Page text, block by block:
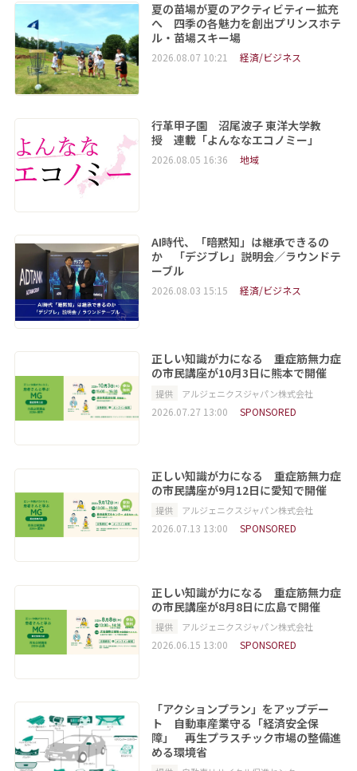
夏の苗場が夏のアクティビティー拡充
へ 四季の各魅力を創出プリンスホテ
ル・苗場スキー場
2026.08.07 10:21 経済/ビジネス
行革甲子園 沼尾波子 東洋大学教
授 連載「よんななエコノミー」
2026.08.05 16:36 地域
AI時代、「暗黙知」は継承できるの
か 「デジブレ」説明会／ラウンドテ
ーブル
2026.08.03 15:15 経済/ビジネス
正しい知識が力になる 重症筋無力症
の市民講座が10月3日に熊本で開催
提供 アルジェニクスジャパン株式会社
2026.07.27 13:00 SPONSORED
正しい知識が力になる 重症筋無力症
の市民講座が9月12日に愛知で開催
提供 アルジェニクスジャパン株式会社
2026.07.13 13:00 SPONSORED
正しい知識が力になる 重症筋無力症
の市民講座が8月8日に広島で開催
提供 アルジェニクスジャパン株式会社
2026.06.15 13:00 SPONSORED
「アクションプラン」をアップデー
ト 自動車産業守る「経済安全保
障」 再生プラスチック市場の整備進
める環境省